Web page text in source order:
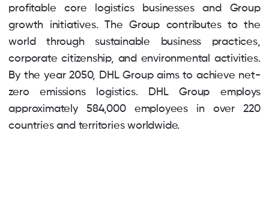
profitable core logistics businesses and Group
growth initiatives. The Group contributes to the
world through sustainable business practices,
corporate citizenship, and environmental activities.
By the year 2050, DHL Group aims to achieve net-
zero emissions logistics. DHL Group employs
approximately 584,000 employees in over 220
countries and territories worldwide.